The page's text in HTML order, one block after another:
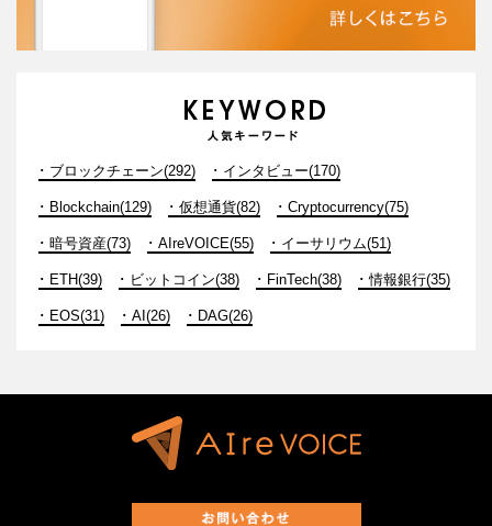
ブロックチェーン(292) インタビュー(170)
Blockchain(129) 仮想通貨(82) Cryptocurrency(75)
暗号資産(73) AIreVOICE(55) イーサリウム(51)
ETH(39) ビットコイン(38) FinTech(38) 情報銀行(35)
EOS(31) AI(26) DAG(26)